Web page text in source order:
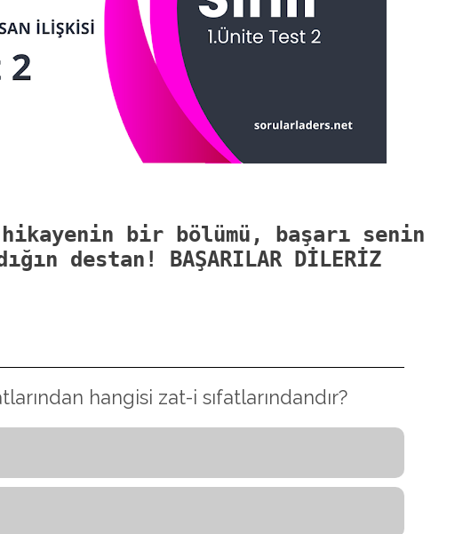
bir bölümü, başarı senin
destan! BAŞARILAR DİLERİZ
hangisi zat-i sıfatlarındandır?